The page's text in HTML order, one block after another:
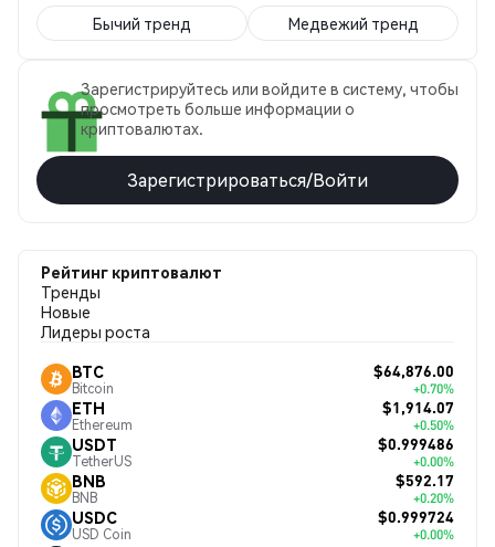
Бычий тренд Медвежий тренд
Зарегистрируйтесь или войдите в систему, чтобы
просмотреть больше информации о
криптовалютах.
Зарегистрироваться/Войти
Рейтинг криптовалют
Тренды
Новые
Лидеры роста
BTC
Bitcoin
$64,876.00
+0.70%
ETH
Ethereum
$1,914.07
+0.50%
USDT
TetherUS
$0.999486
+0.00%
BNB
BNB
$592.17
+0.20%
USDC
USD Coin
$0.999724
+0.00%